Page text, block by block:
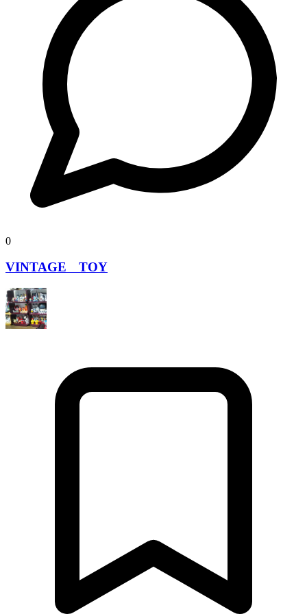
0
VINTAGE TOY